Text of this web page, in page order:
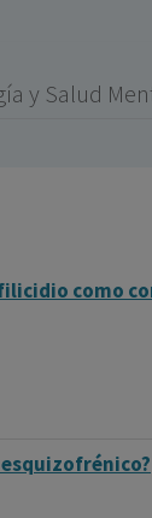
y Salud
como